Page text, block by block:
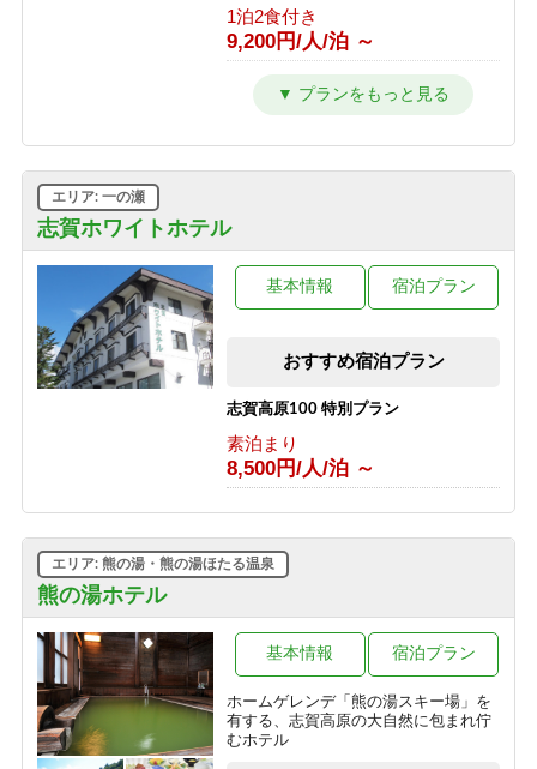
1泊2食付き
9,200円/人/泊 ～
源泉かけ流しのにごり湯温泉とカニ鍋
グラスワインorグラスジュース付き、
1泊2食付き
9,500円/人/泊 ～
グラスワインorグラスジュース付き、
1泊2食付き
9,600円/人/泊 ～
源泉かけ流しのにごり湯温泉と夕食時
1泊2食付き
9,600円/人/泊 ～
プラン（お1人様歓迎）
1泊2食付き
12,500円/人/泊 ～
【夏得】源泉かけ流しのにごり湯温泉
志賀ホワイトホテル
エリア: 一の瀬
基本情報 宿泊プラン
おすすめ宿泊プラン
志賀高原100 特別プラン
素泊まり
8,500円/人/泊 ～
熊の湯ホテル
エリア: 熊の湯・熊の湯ほたる温泉
ホームゲレンデ「熊の湯スキー場」を
有する、志賀高原の大自然に包まれ佇
むホテル
基本情報 宿泊プラン